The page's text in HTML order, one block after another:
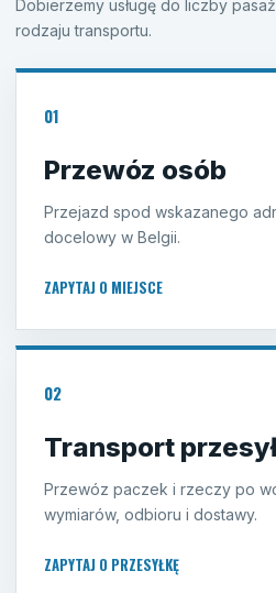
Dobierzemy usługę do liczby
rodzaju transportu.
01
Przewóz osób
Przejazd spod wskazanego
docelowy w Belgii.
ZAPYTAJ O MIEJSCE
02
Transport
Przewóz paczek i rzeczy po
wymiarów, odbioru i dostawy.
ZAPYTAJ O PRZESYŁKĘ